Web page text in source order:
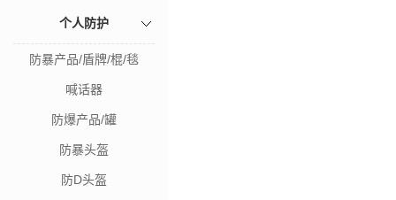
个人防护
防暴产品/盾牌/棍/毯
喊话器
防爆产品/罐
防暴头盔
防D头盔